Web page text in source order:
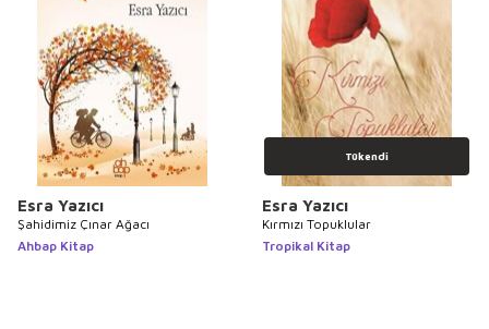
Esra Yazıcı
Şahidimiz Çınar Ağacı
Ahbap Kitap
Tükendi
Esra Yazıcı
Kırmızı Topuklular
Tropikal Kitap